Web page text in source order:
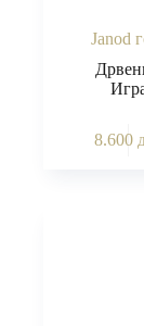
Janod
8.600